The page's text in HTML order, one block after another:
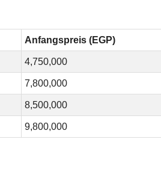
Anfangspreis (EGP)
4,750,000
7,800,000
8,500,000
9,800,000